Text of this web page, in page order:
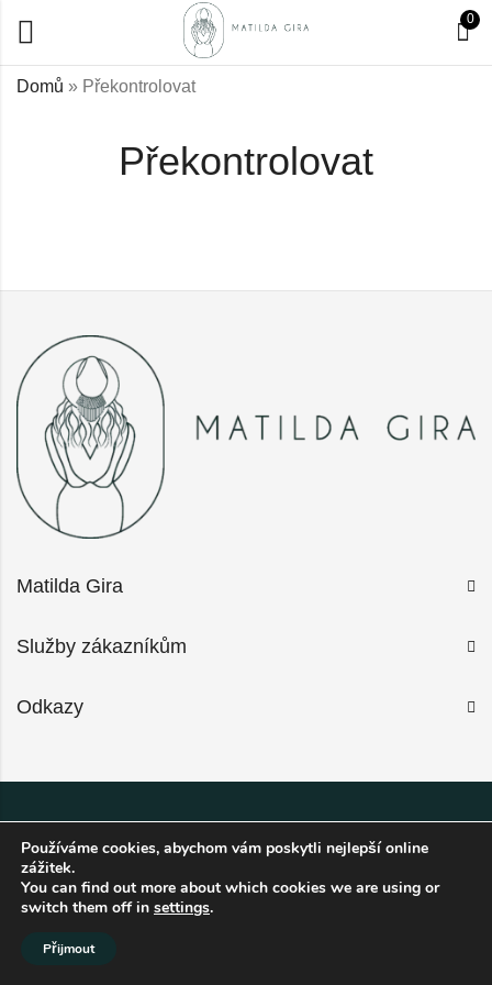
0
Překontrolovat
Domů » Překontrolovat
Matilda Gira
Služby zákazníkům
Odkazy
2026 Matilda Gira © All Rights Reserved.
Používáme cookies, abychom vám poskytli nejlepší online
zážitek.
You can find out more about which cookies we are using or
switch them off in settings.
Přijmout